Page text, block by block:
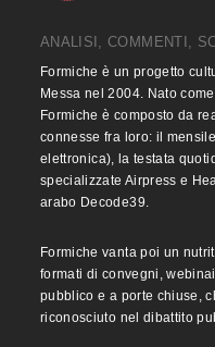
ANALISI, COMMENTI,
Formiche è un progetto
Messa nel 2004. Nato
Formiche è composto da
connesse fra loro: il
elettronica), la testata
specializzate Airpress e
arabo Decode39.
Formiche vanta poi un
formati di convegni,
pubblico e a porte chiuse,
riconosciuto nel dibattito